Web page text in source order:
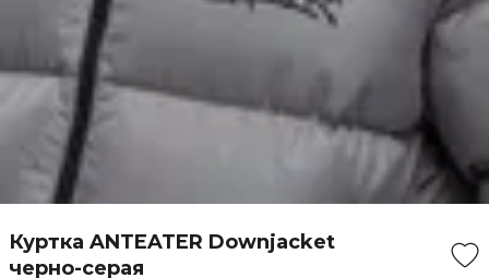
Куртка ANTEATER Downjacket
черно-серая